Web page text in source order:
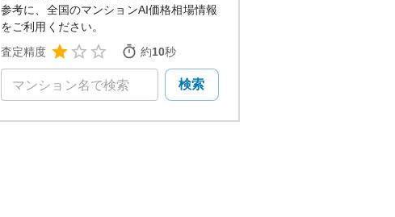
参考に、全国のマンションAI価格相場情報
をご利用ください。
査定精度
約10秒
検索